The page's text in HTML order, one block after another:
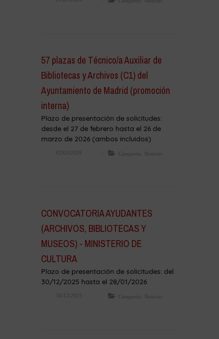
57 plazas de Técnico/a Auxiliar de
Bibliotecas y Archivos (C1) del
Ayuntamiento de Madrid (promoción
interna)
Plazo de presentación de solicitudes:
desde el 27 de febrero hasta el 26 de
marzo de 2026 (ambos incluidos)
02/03/2026 Categoría: Noticias
CONVOCATORIA AYUDANTES
(ARCHIVOS, BIBLIOTECAS Y
MUSEOS) - MINISTERIO DE
CULTURA
Plazo de presentación de solicitudes: del
30/12/2025 hasta el 28/01/2026
30/12/2025 Categoría: Noticias